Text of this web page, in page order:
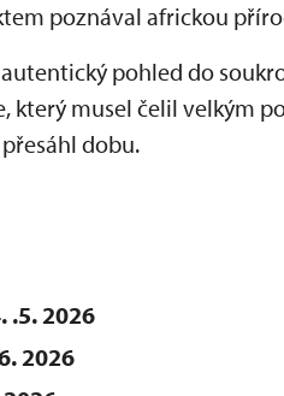
poznával africkou
pohled do
který musel čelil velkým
dobu.
.5. 2026
2026